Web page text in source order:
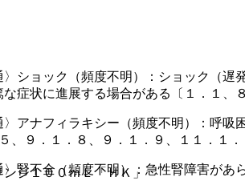
ショック（頻度不明）：ショック（遅
症状に進展する場合がある〔１．１、
アナフィラキシー（頻度不明）：呼吸
、９．１．８、９．１．９、１１．１．
腎不全（頻度不明）：急性腎障害があ
ジ１００ｍＬ「ＨＫ」